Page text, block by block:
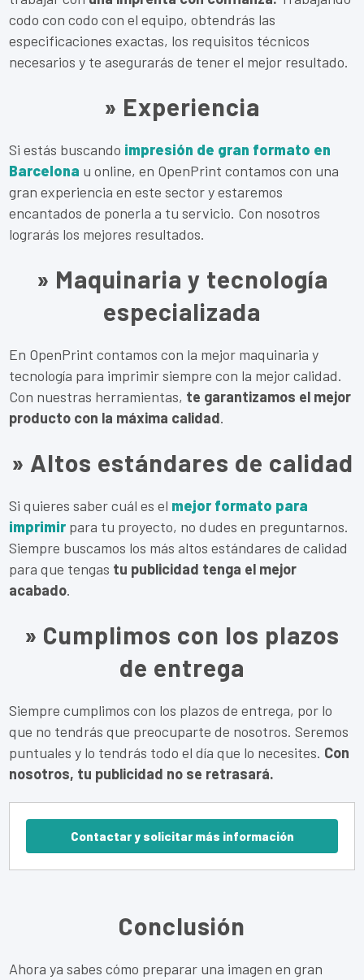
codo con codo con el equipo, obtendrás las
especificaciones exactas, los requisitos técnicos
necesarios y te asegurarás de tener el mejor resultado.
» Experiencia
Si estás buscando impresión de gran formato en
Barcelona u online, en OpenPrint contamos con una
gran experiencia en este sector y estaremos
encantados de ponerla a tu servicio. Con nosotros
lograrás los mejores resultados.
» Maquinaria y tecnología
especializada
En OpenPrint contamos con la mejor maquinaria y
tecnología para imprimir siempre con la mejor calidad.
Con nuestras herramientas, te garantizamos el mejor
producto con la máxima calidad.
» Altos estándares de calidad
Si quieres saber cuál es el mejor formato para
imprimir para tu proyecto, no dudes en preguntarnos.
Siempre buscamos los más altos estándares de calidad
para que tengas tu publicidad tenga el mejor
acabado.
» Cumplimos con los plazos
de entrega
Siempre cumplimos con los plazos de entrega, por lo
que no tendrás que preocuparte de nosotros. Seremos
puntuales y lo tendrás todo el día que lo necesites. Con
nosotros, tu publicidad no se retrasará.
Contactar y solicitar más información
Conclusión
Ahora ya sabes cómo preparar una imagen en gran